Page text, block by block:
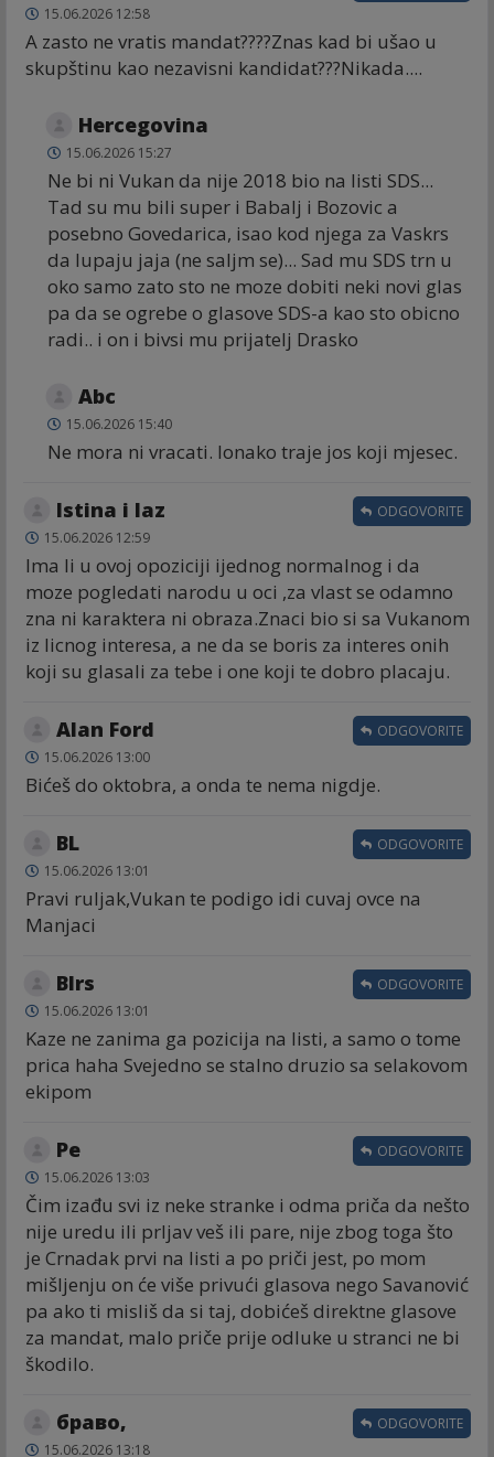
15.06.2026 12:58
A zasto ne vratis mandat????Znas kad bi ušao u
skupštinu kao nezavisni kandidat???Nikada....
Hercegovina
15.06.2026 15:27
Ne bi ni Vukan da nije 2018 bio na listi SDS...
Tad su mu bili super i Babalj i Bozovic a
posebno Govedarica, isao kod njega za Vaskrs
da lupaju jaja (ne saljm se)... Sad mu SDS trn u
oko samo zato sto ne moze dobiti neki novi glas
pa da se ogrebe o glasove SDS-a kao sto obicno
radi.. i on i bivsi mu prijatelj Drasko
Abc
15.06.2026 15:40
Ne mora ni vracati. Ionako traje jos koji mjesec.
Istina i laz
15.06.2026 12:59
Ima li u ovoj opoziciji ijednog normalnog i da
moze pogledati narodu u oci ,za vlast se odamno
zna ni karaktera ni obraza.Znaci bio si sa Vukanom
iz licnog interesa, a ne da se boris za interes onih
koji su glasali za tebe i one koji te dobro placaju.
ODGOVORITE
Alan Ford
15.06.2026 13:00
Bićeš do oktobra, a onda te nema nigdje.
ODGOVORITE
BL
15.06.2026 13:01
Pravi ruljak,Vukan te podigo idi cuvaj ovce na
Manjaci
ODGOVORITE
Blrs
15.06.2026 13:01
Kaze ne zanima ga pozicija na listi, a samo o tome
prica haha Svejedno se stalno druzio sa selakovom
ekipom
ODGOVORITE
Ре
15.06.2026 13:03
Čim izađu svi iz neke stranke i odma priča da nešto
nije uredu ili prljav veš ili pare, nije zbog toga što
je Crnadak prvi na listi a po priči jest, po mom
mišljenju on će više privući glasova nego Savanović
pa ako ti misliš da si taj, dobićeš direktne glasove
za mandat, malo priče prije odluke u stranci ne bi
škodilo.
ODGOVORITE
браво,
15.06.2026 13:18
ODGOVORITE